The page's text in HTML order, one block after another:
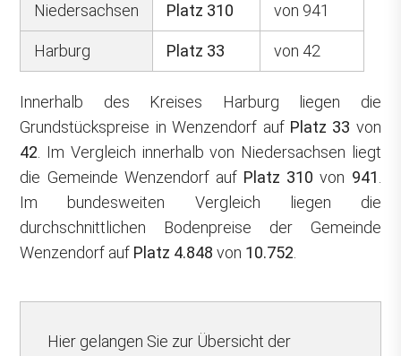
Niedersachsen Platz 310 von 941
Harburg Platz 33 von 42
Innerhalb des Kreises Harburg liegen die
Grundstückspreise in Wenzendorf auf Platz 33 von
42 . Im Vergleich innerhalb von Niedersachsen liegt
die Gemeinde Wenzendorf auf Platz 310 von 941
Im bundesweiten Vergleich liegen die
durchschnittlichen Bodenpreise der Gemeinde
Wenzendorf auf Platz 4.848 von 10.752
Hier gelangen Sie zur Übersicht der